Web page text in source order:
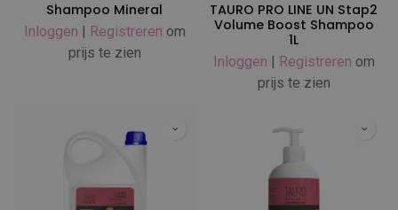
Shampoo Mineral
Inloggen | Registreren om
prijs te zien
TAURO PRO LINE UN Stap2
Volume Boost Shampoo
1L
Inloggen | Registreren om
prijs te zien